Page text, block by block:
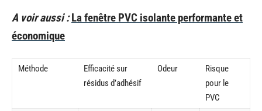
A voir aussi : La fenêtre PVC isolante performante et
économique
Méthode
Efficacité sur
résidus d’adhésif
Odeur
Risque
pour le
PVC